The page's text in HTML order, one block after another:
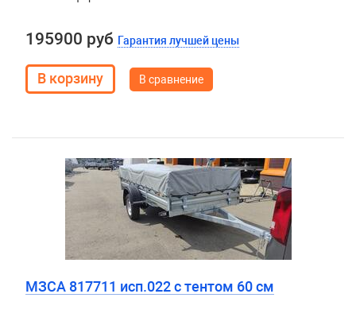
195900 руб Гарантия лучшей цены
В сравнение
МЗСА 817711 исп.022 с тентом 60 см